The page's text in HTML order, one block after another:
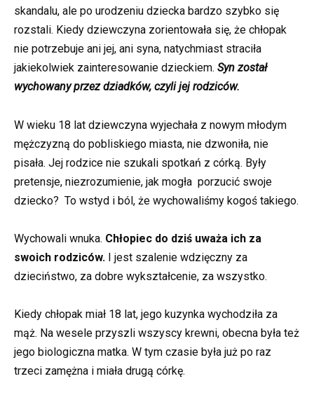
skandalu, ale po urodzeniu dziecka bardzo szybko się
rozstali. Kiedy dziewczyna zorientowała się, że chłopak
nie potrzebuje ani jej, ani syna, natychmiast straciła
jakiekolwiek zainteresowanie dzieckiem. Syn został
wychowany przez dziadków, czyli jej rodziców.
W wieku 18 lat dziewczyna wyjechała z nowym młodym
mężczyzną do pobliskiego miasta, nie dzwoniła, nie
pisała. Jej rodzice nie szukali spotkań z córką. Były
pretensje, niezrozumienie, jak mogła porzucić swoje
dziecko? To wstyd i ból, że wychowaliśmy kogoś takiego.
Wychowali wnuka. Chłopiec do dziś uważa ich za
swoich rodziców. I jest szalenie wdzięczny za
dzieciństwo, za dobre wykształcenie, za wszystko.
Kiedy chłopak miał 18 lat, jego kuzynka wychodziła za
mąż. Na wesele przyszli wszyscy krewni, obecna była też
jego biologiczna matka. W tym czasie była już po raz
trzeci zamężna i miała drugą córkę.